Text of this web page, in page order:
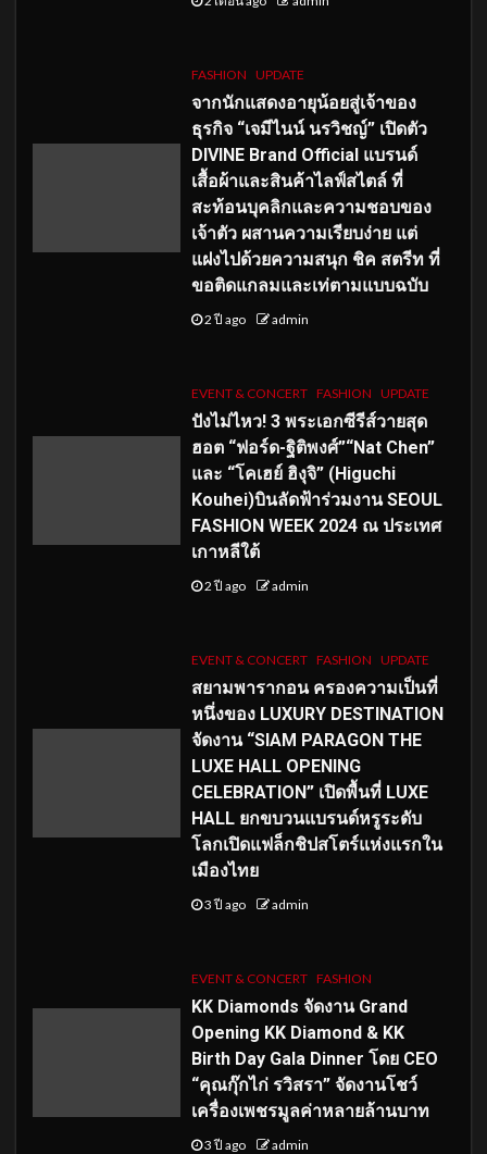
FASHION UPDATE
จากนักแสดงอายุน้อยสู่เจ้าของ
ธุรกิจ “เจมีไนน์ นรวิชญ์” เปิดตัว
DIVINE Brand Official แบรนด์
เสื้อผ้าและสินค้าไลฟ์สไตล์ ที่
สะท้อนบุคลิกและความชอบของ
เจ้าตัว ผสานความเรียบง่าย แต่
แฝงไปด้วยความสนุก ชิค สตรีท ที่
ขอติดแกลมและเท่ตามแบบฉบับ
2 ปี ago admin
EVENT & CONCERT FASHION UPDATE
ปังไม่ไหว! 3 พระเอกซีรีส์วายสุด
ฮอต “ฟอร์ด-ฐิติพงศ์”“Nat Chen”
และ “โคเฮย์ ฮิงุจิ” (Higuchi
Kouhei)บินลัดฟ้าร่วมงาน SEOUL
FASHION WEEK 2024 ณ ประเทศ
เกาหลีใต้
2 ปี ago admin
EVENT & CONCERT FASHION UPDATE
สยามพารากอน ครองความเป็นที่
หนึ่งของ LUXURY DESTINATION
จัดงาน “SIAM PARAGON THE
LUXE HALL OPENING
CELEBRATION” เปิดพื้นที่ LUXE
HALL ยกขบวนแบรนด์หรูระดับ
โลกเปิดแฟล็กชิปสโตร์แห่งแรกใน
เมืองไทย
3 ปี ago admin
EVENT & CONCERT FASHION
KK Diamonds จัดงาน Grand
Opening KK Diamond & KK
Birth Day Gala Dinner โดย CEO
“คุณกุ๊กไก่ รวิสรา” จัดงานโชว์
เครื่องเพชรมูลค่าหลายล้านบาท
3 ปี ago admin